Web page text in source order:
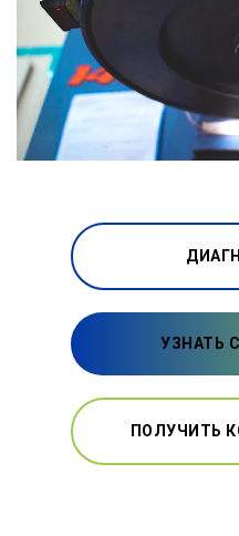
УЗНАТЬ
ПОЛУЧИТЬ